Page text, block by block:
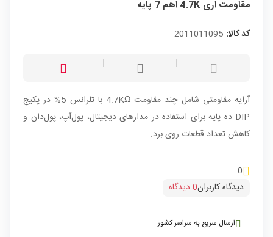
مقاومت اری 4.7K اهم 7 پایه
کد کالا: 2011011095
آرایه مقاومتی شامل چند مقاومت 4.7KΩ با تلرانس 5% در پکیج
DIP ده پایه برای استفاده در مدارهای دیجیتال، پول‌آپ، پول‌دان و
کاهش تعداد قطعات روی برد.
0
دیدگاه کاربران0 دیدگاه
ارسال سریع به سراسر کشور